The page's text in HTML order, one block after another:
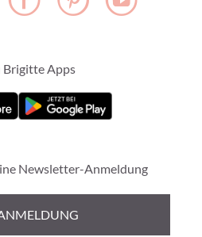
Brigitte Apps
Newsletter-Anmeldung